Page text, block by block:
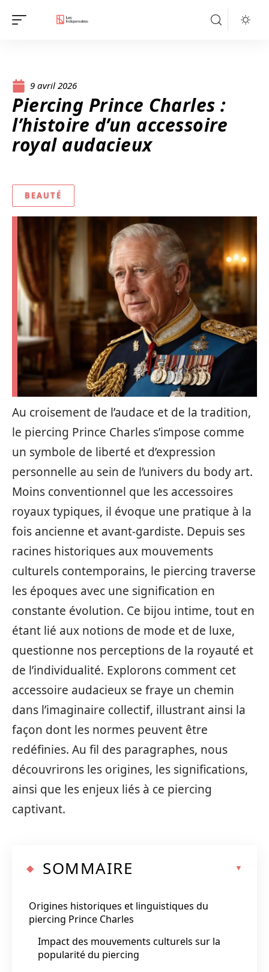
9 avril 2026
Piercing Prince Charles :
l’histoire d’un accessoire
royal audacieux
BEAUTÉ
Au croisement de l’audace et de la tradition,
le piercing Prince Charles s’impose comme
un symbole de liberté et d’expression
personnelle au sein de l’univers du body art.
Moins conventionnel que les accessoires
royaux typiques, il évoque une pratique à la
fois ancienne et avant-gardiste. Depuis ses
racines historiques aux mouvements
culturels contemporains, le piercing traverse
les époques avec une signification en
constante évolution. Ce bijou intime, tout en
étant lié aux notions de mode et de luxe,
questionne nos perceptions de la royauté et
de l’individualité. Explorons comment cet
accessoire audacieux se fraye un chemin
dans l’imaginaire collectif, illustrant ainsi la
façon dont les normes peuvent être
redéfinies. Au fil des paragraphes, nous
découvrirons les origines, les significations,
ainsi que les enjeux liés à ce piercing
captivant.
SOMMAIRE
Origines historiques et linguistiques du
piercing Prince Charles
Impact des mouvements culturels sur la
popularité du piercing